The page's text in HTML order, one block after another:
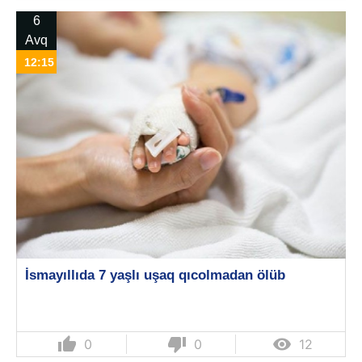
6
Avq
12:15
İsmayıllıda 7 yaşlı uşaq qıcolmadan ölüb
thumb_up 0 thumb_down 0  12